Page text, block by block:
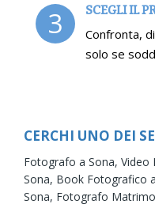
3 SCEGLI IL
Confronta,
solo se
CERCHI UNO DEI
Fotografo a Sona, Video
Sona, Book Fotografico
Sona, Fotografo